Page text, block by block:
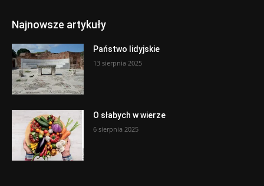
Najnowsze artykuły
Państwo lidyjskie
13 sierpnia 2025
O słabych w wierze
6 sierpnia 2025